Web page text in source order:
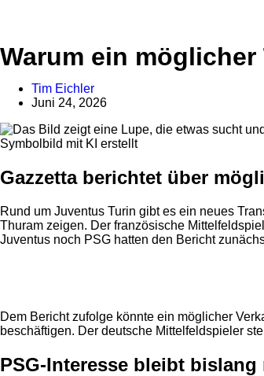
Warum ein
Tim Eichler
Juni 24, 2026
Symbolbild mit KI erstellt
Gazzetta berichtet über
Rund um Juventus Turin gibt es ein neues
Thuram zeigen. Der französische
Juventus noch PSG hatten den Bericht
Dem Bericht zufolge könnte ein möglicher
beschäftigen. Der deutsche Mittelfeldspieler
PSG-Interesse bleibt